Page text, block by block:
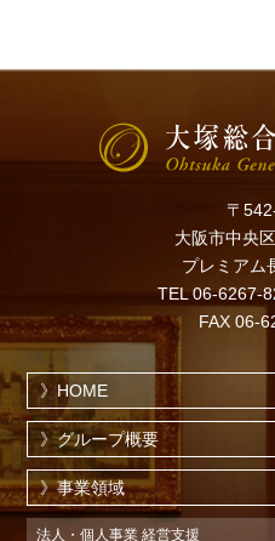
〒
大阪市中央
プレミアム
TEL 06-6267-
FAX 06-
HOME
グループ概要
事業領域
法人・個人事業 経営支援